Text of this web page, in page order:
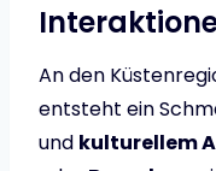
An den
entsteht ein
und kulturellem